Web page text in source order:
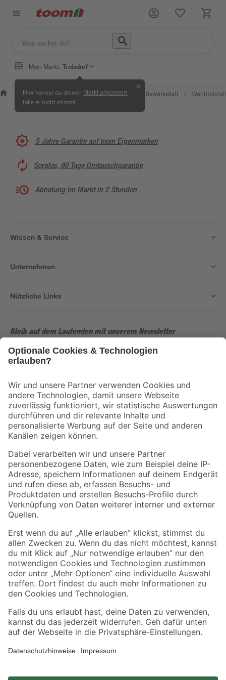
Mein Markt: Troisdorf
Hier kannst du deinen Markt anpassen
falls er nicht stimmt.
✕
Wissen &
Service
/
Selbermachen &
Ratgeber
/ Kreativwerkstatt / Wachtelstall
5 Jahre Garantie auf toom Eigenmarken
Sorglos, 90 Tage Umtauschgarantie
Abholung im Markt in 2 Stunden
Wissen & Service
Unternehmen
Nützliche Links
Bleib auf dem Laufenden mit unserem Newsletter
Der toom Newsletter: Keine Angebote und Aktionen mehr verpassen!
Folge uns
Zahlungsarten Versandarten
Sicher einkaufen
Jetzt die toom-App herunterladen
Alle Preisangaben in EUR inkl. gesetzl. MwSt.. Die dargestellten Angebote sind unter
Umständen nicht in allen Märkten verfügbar. Die angegebenen Verfügbarkeiten beziehen
sich auf den unter "Mein Markt" ausgewählten toom Baumarkt. Alle Angebote und
*Paketversand ab 59 € versandkostenfrei, gilt nicht für Artikel mit Speditionsversand, hier
fallen zusätzliche Versandkosten an.